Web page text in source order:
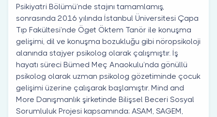
Psikiyatri Bölümü’nde stajını tamamlamış,
sonrasında 2016 yılında İstanbul Üniversitesi Çapa
Tıp Fakültesi’nde Öget Öktem Tanör ile konuşma
gelişimi, dil ve konuşma bozukluğu gibi nöropsikoloji
alanında stajyer psikolog olarak çalışmıştır. İş
hayatı süreci Bümed Meç Anaokulu’nda gönüllü
psikolog olarak uzman psikolog gözetiminde çocuk
gelişimi üzerine çalışarak başlamıştır. Mind and
More Danışmanlık şirketinde Bilişsel Beceri Sosyal
Sorumluluk Projesi kapsamında; ASAM, SAGEM,